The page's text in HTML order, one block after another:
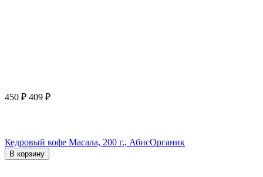
450 ₽ 409 ₽
Кедровый кофе Масала, 200 г., АбисОрганик
В корзину